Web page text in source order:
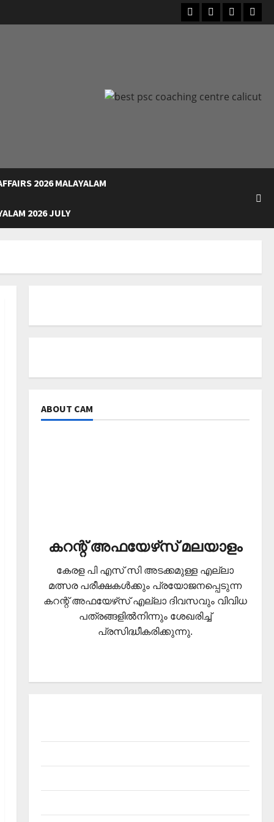
FacebookInstagram
Youtube
2026 MALAYALAM
2026 JULY
ABOUT CAM
കറന്റ് അഫയേഴ്‌സ് മലയാളം
കേരള പി എസ് സി അടക്കമുള്ള എല്ലാ
മത്സര പരീക്ഷകള്‍ക്കും പ്രയോജനപ്പെടുന്ന
കറന്റ് അഫയേഴ്‌സ് എല്ലാ ദിവസവും വിവിധ
പത്രങ്ങളില്‍നിന്നും ശേഖരിച്ച്
പ്രസിദ്ധീകരിക്കുന്നു.